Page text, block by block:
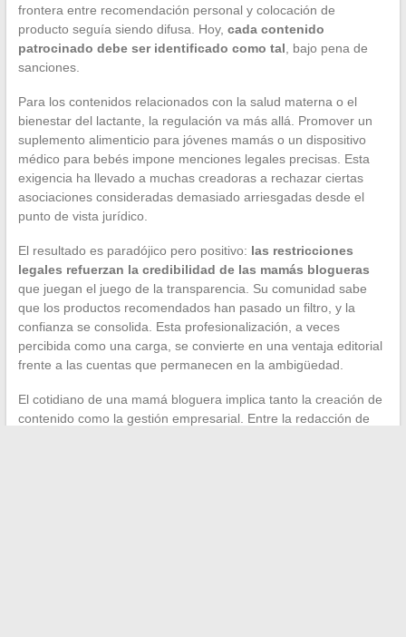
frontera entre recomendación personal y colocación de
producto seguía siendo difusa. Hoy, cada contenido
patrocinado debe ser identificado como tal, bajo pena de
sanciones.
Para los contenidos relacionados con la salud materna o el
bienestar del lactante, la regulación va más allá. Promover un
suplemento alimenticio para jóvenes mamás o un dispositivo
médico para bebés impone menciones legales precisas. Esta
exigencia ha llevado a muchas creadoras a rechazar ciertas
asociaciones consideradas demasiado arriesgadas desde el
punto de vista jurídico.
El resultado es paradójico pero positivo: las restricciones
legales refuerzan la credibilidad de las mamás blogueras
que juegan el juego de la transparencia. Su comunidad sabe
que los productos recomendados han pasado un filtro, y la
confianza se consolida. Esta profesionalización, a veces
percibida como una carga, se convierte en una ventaja editorial
frente a las cuentas que permanecen en la ambigüedad.
El cotidiano de una mamá bloguera implica tanto la creación de
contenido como la gestión empresarial. Entre la redacción de